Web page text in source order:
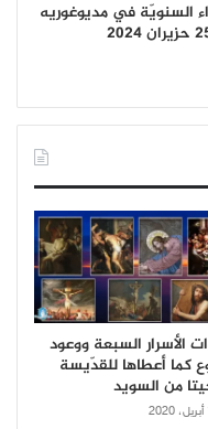
السنويّة في مديوغوريه
الأسرار السبعة ووعود
كما أعطاها للقدّيسة
من السويد